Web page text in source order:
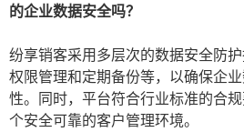
的企业数据安全吗？
纷享销客采用多层次的数据安全防护
权限管理和定期备份等，以确保企
性。同时，平台符合行业标准的合
个安全可靠的客户管理环境。